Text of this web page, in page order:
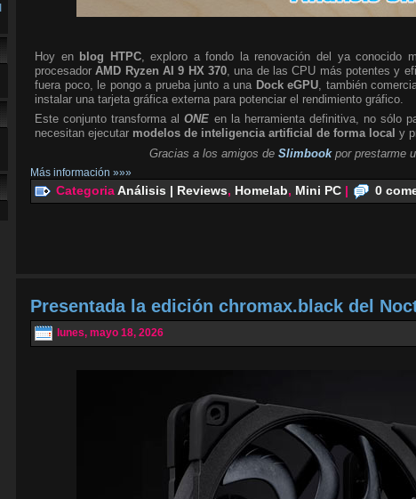
Hoy en blog HTPC, exploro a fondo la renovación del ya conocido
procesadorAMD Ryzen AI 9 HX 370 , una de las CPU más potentes y
fuera poco, le pongo a prueba junto a una Dock eGPU , también
instalar una tarjeta gráfica externa para potenciar el rendimiento gráfico.
Este conjunto transforma alONE en la herramienta definitiva, no sólo
necesitan ejecutar modelos de inteligencia artificial de forma local y
Gracias a los amigos de Slimbook por prestarme
Más información »»»
CategoriaAnálisis | Reviews, Homelab, Mini PC | 0
Presentada la edición chromax.black del
lunes, mayo 18, 2026